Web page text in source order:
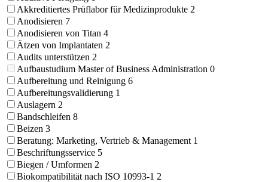
Akkreditiertes Prüflabor für Medizinprodukte 2
Anodisieren 7
Anodisieren von Titan 4
Ätzen von Implantaten 2
Audits unterstützen 2
Aufbaustudium Master of Business Administration 0
Aufbereitung und Reinigung 6
Aufbereitungsvalidierung 1
Auslagern 2
Bandschleifen 8
Beizen 3
Beratung: Marketing, Vertrieb & Management 1
Beschriftungsservice 5
Biegen / Umformen 2
Biokompatibilität nach ISO 10993-1 2